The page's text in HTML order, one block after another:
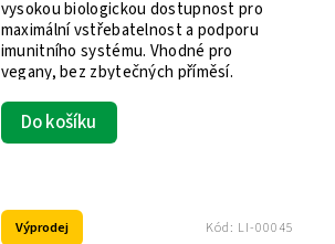
Do košíku
vysokou biologickou dostupnost pro
maximální vstřebatelnost a podporu
imunitního systému. Vhodné pro
vegany, bez zbytečných příměsí.
Výprodej Kód: LI-00045